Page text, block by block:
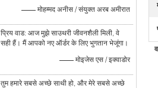
—— मोहम्मद अनीस / संयुक्त अरब अमीरात
प्रिय वाड: आज मुझे साउथरी जीवनशैली मिली, वे
सही हैं। मैं आपको नए ऑर्डर के लिए भुगतान भेजूंगा।
—— मोइजेस एस / इक्वाडोर
तुम हमारे सबसे अच्छे साथी हो, और मेरे सबसे अच्छे